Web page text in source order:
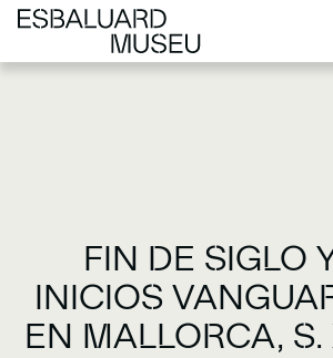
FIN DE SIGLO
INICIOS
EN MALLORCA,